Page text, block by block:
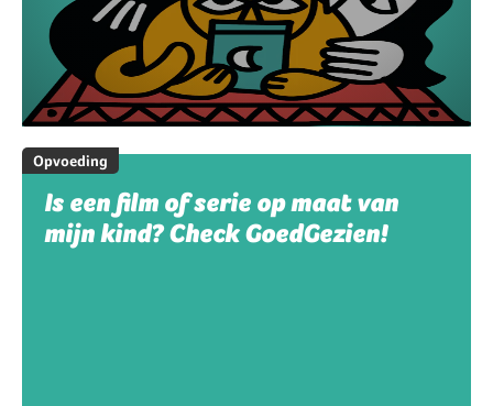
Opvoeding
Is een film of serie op maat van
mijn kind? Check GoedGezien!